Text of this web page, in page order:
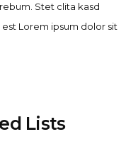
Stet clita kasd
Lorem ipsum dolor sit
Lists